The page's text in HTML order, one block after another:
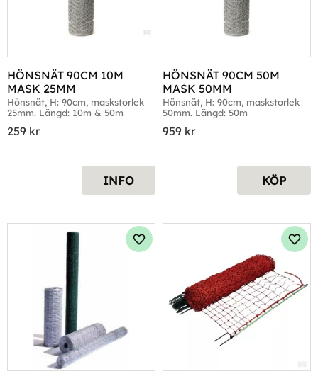
HÖNSNÄT 90CM 10M
MASK 25MM
Hönsnät, H: 90cm, maskstorlek
25mm. Längd: 10m & 50m
259 kr
INFO
HÖNSNÄT 90CM 50M
MASK 50MM
Hönsnät, H: 90cm, maskstorlek
50mm. Längd: 50m
959 kr
KÖP
Lägg till i favoriter